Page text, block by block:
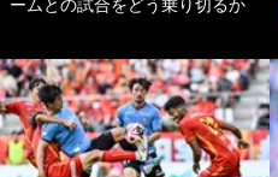
ームとの試合をどう乗り切るか